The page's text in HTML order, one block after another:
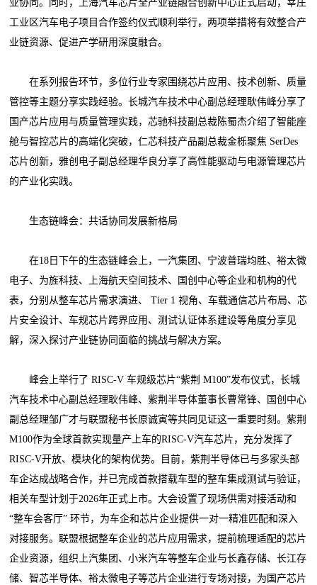
业协同。同时，上海汽车芯片全产业链融合创新中心正式启动，莘庄
工业区汽车电子项目合作签约仪式顺利举行，两项举措将有效整合产
业链资源、促进产学研用深度融合。
在系列报告环节，多位行业专家围绕芯片应用、技术创新、质量
管控等主题分享实践经验。长城汽车技术中心副总经理耿伟峰分享了
国产芯片应用与质量管理实践，芯驰科技副总裁陈蜀杰介绍了智能座
舱与智控芯片的高端化突破，仁芯科技产品副总裁金栎聚焦 SerDes
芯片创新，雅创电子副总经理华良分享了高性能驱动与电源管理芯片
的产业化实践。
生态链峰会：共话协同发展新格局
在18日下午的生态链峰会上，一汽集团、宁波普瑞均胜、裕太微
电子、为旌科技、上海航天空间技术、国创中心等企业和机构的代
表，分别从整车芯片需求演进、 Tier 1 视角、车载通信芯片布局、芯
片安全设计、车规芯片跨界应用、测试认证体系建设等角度分享见
解，深入探讨产业链协同面临的挑战与解决方案。
峰会上举行了 RISC-V 车规级芯片“紫荆 M100”发布仪式，长城
汽车技术中心副总经理耿伟峰、紫荆半导体董事长曹常锋、国创中心
副总经理邹广才与联盟秘书长原诚寅等共同见证这一重要时刻。紫荆
M100作为全球首款实现量产上车的RISC-V汽车芯片，充分发挥了
RISC-V开放、模块化的架构优势。目前，紫荆半导体已与多家头部
车企达成战略合作，并已完成首款搭载车型的整车集成测试与验证，
相关车型计划于2026年正式上市。大会设置了现场供需对接活动和
“整车会客厅” 环节，为车企和芯片企业提供一对一精准匹配和深入
对接服务。联盟根据整车企业的芯片应用需求，提前梳理适配的芯片
企业资源，组织上汽集团、小米汽车等整车企业与长鑫存储、长江存
储、智芯半导体、裕太微电子等芯片企业进行专场对接，为国产芯片